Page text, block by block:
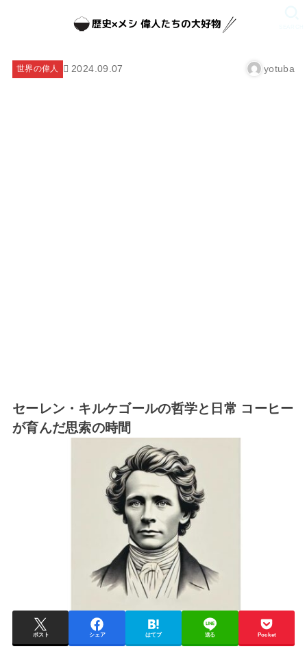
世界の偉人 2024.09.07 yotuba
セーレン・キルケゴールの哲学と日常 コーヒー
が育んだ思索の時間
ポスト シェア はてブ 送る Pocket